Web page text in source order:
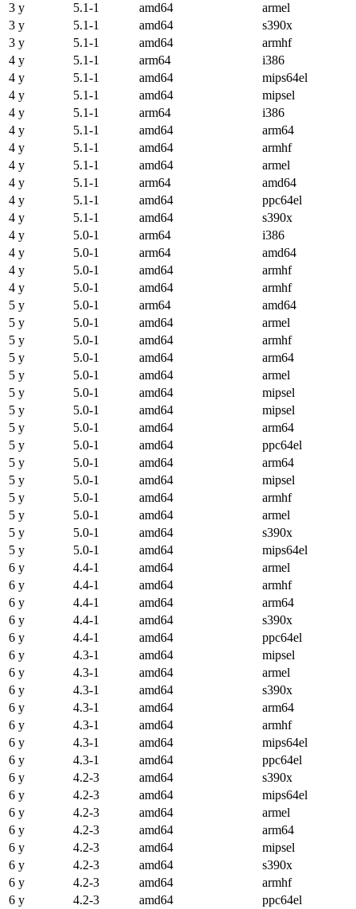
3 y
5.1-1 amd64
armel
3 y
5.1-1 amd64
s390x
3 y
5.1-1 amd64
armhf
4 y
5.1-1 arm64
i386
4 y
5.1-1 amd64
mips64el
4 y
5.1-1 amd64
mipsel
4 y
5.1-1 arm64
i386
4 y
5.1-1 amd64
arm64
4 y
5.1-1 amd64
armhf
4 y
5.1-1 amd64
armel
4 y
5.1-1 arm64
amd64
4 y
5.1-1 amd64
ppc64el
4 y
5.1-1 amd64
s390x
4 y
5.0-1 arm64
i386
4 y
5.0-1 arm64
amd64
4 y
5.0-1 amd64
armhf
4 y
5.0-1 amd64
armhf
5 y
5.0-1 arm64
amd64
5 y
5.0-1 amd64
armel
5 y
5.0-1 amd64
armhf
5 y
5.0-1 amd64
arm64
5 y
5.0-1 amd64
armel
5 y
5.0-1 amd64
mipsel
5 y
5.0-1 amd64
mipsel
5 y
5.0-1 amd64
arm64
5 y
5.0-1 amd64
ppc64el
5 y
5.0-1 amd64
arm64
5 y
5.0-1 amd64
mipsel
5 y
5.0-1 amd64
armhf
5 y
5.0-1 amd64
armel
5 y
5.0-1 amd64
s390x
5 y
5.0-1 amd64
mips64el
6 y
4.4-1 amd64
armel
6 y
4.4-1 amd64
armhf
6 y
4.4-1 amd64
arm64
6 y
4.4-1 amd64
s390x
6 y
4.4-1 amd64
ppc64el
6 y
4.3-1 amd64
mipsel
6 y
4.3-1 amd64
armel
6 y
4.3-1 amd64
s390x
6 y
4.3-1 amd64
arm64
6 y
4.3-1 amd64
armhf
6 y
4.3-1 amd64
mips64el
6 y
4.3-1 amd64
ppc64el
6 y
4.2-3 amd64
s390x
6 y
4.2-3 amd64
mips64el
6 y
4.2-3 amd64
armel
6 y
4.2-3 amd64
arm64
6 y
4.2-3 amd64
mipsel
6 y
4.2-3 amd64
s390x
6 y
4.2-3 amd64
armhf
6 y
4.2-3 amd64
ppc64el